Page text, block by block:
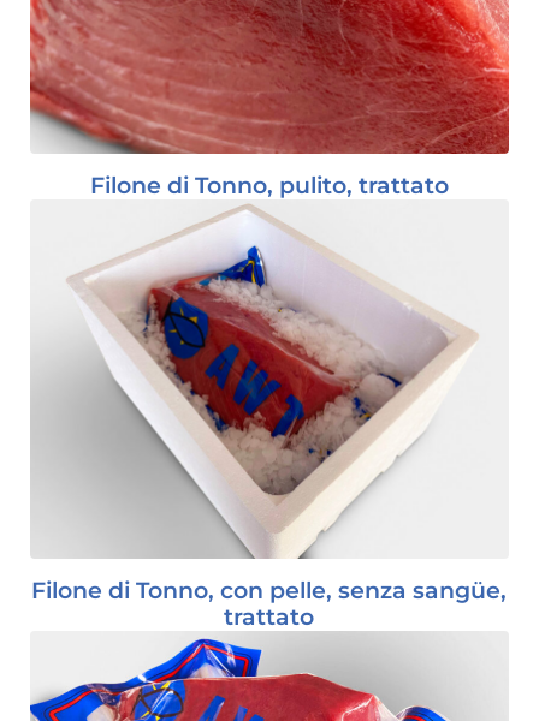
Filone di Tonno, pulito, trattato
Filone di Tonno, con pelle, senza sangüe,
trattato